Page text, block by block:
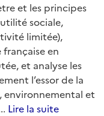
et les principes
sociale,
limitée),
française en
et analyse les
l’essor de la
environnemental et
Lire la suite